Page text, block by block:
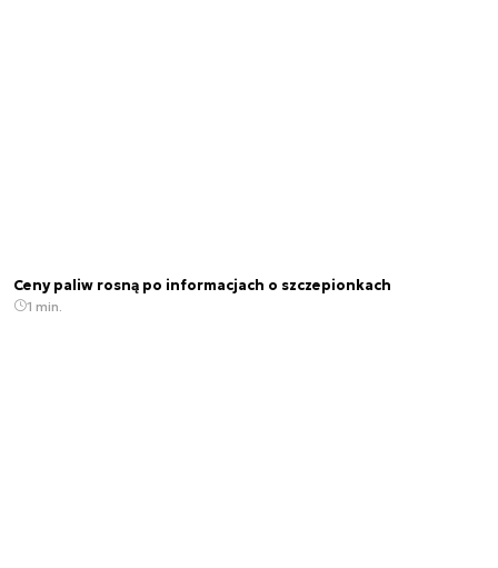
Ceny paliw rosną po informacjach o szczepionkach
1 min.